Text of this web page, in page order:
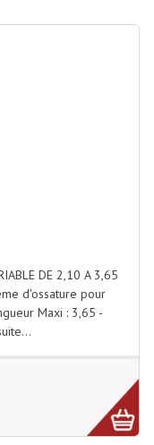
Filtres
DE 2,10 A 3,65
d'ossature pour
Maxi : 3,65 -